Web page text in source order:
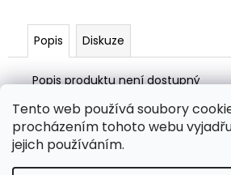
Tento web používá soubory
procházením tohoto webu
jejich používáním.
Popis Diskuze
Popis produktu není dostupný
Kč
á Zboží.cz Heureka.cz